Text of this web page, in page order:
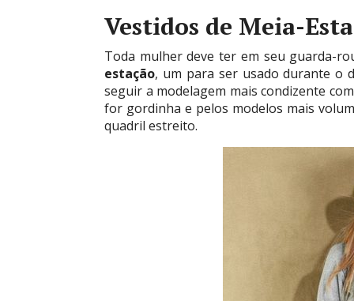
Vestidos de Meia-
Toda mulher deve ter em seu guarda-
estação, um para ser usado durante o
seguir a modelagem mais condizente
for gordinha e pelos modelos mais
quadril estreito.